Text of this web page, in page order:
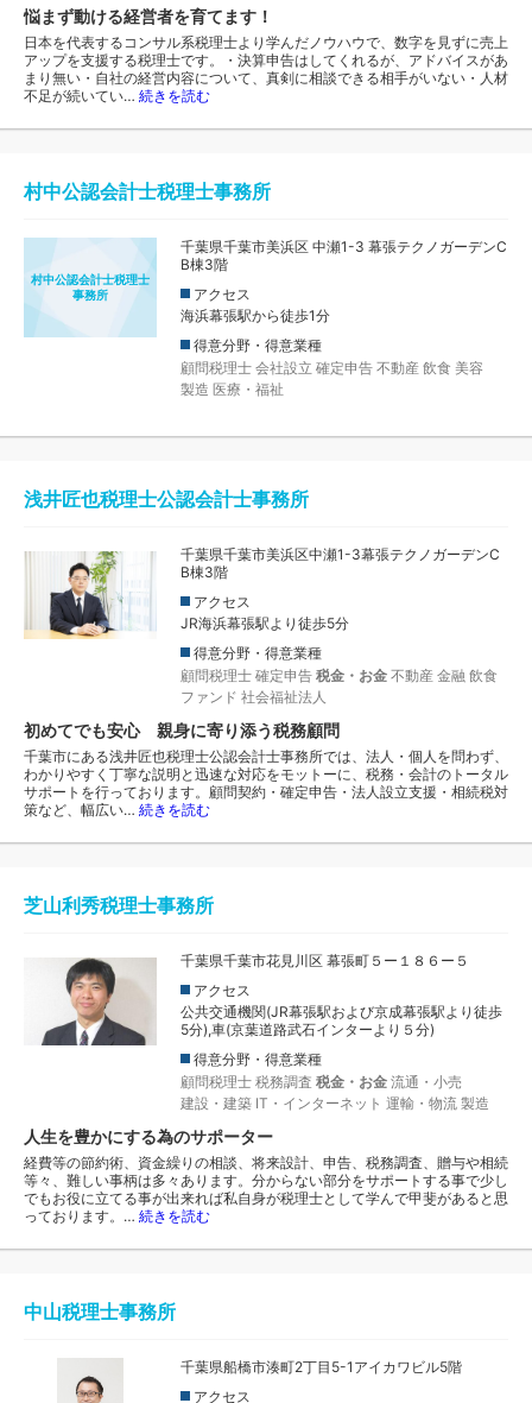
悩まず動ける経営者を育てます！
日本を代表するコンサル系税理士より学んだノウハウで、数字を見ずに売上
アップを支援する税理士です。・決算申告はしてくれるが、アドバイスがあ
まり無い・自社の経営内容について、真剣に相談できる相手がいない・人材
不足が続いてい… 続きを読む
村中公認会計士税理士事務所
村中公認会計士税理士
事務所
千葉県千葉市美浜区 中瀬1-3 幕張テクノガーデンC
B棟3階
アクセス
海浜幕張駅から徒歩1分
得意分野・得意業種
顧問税理士 会社設立 確定申告 不動産 飲食 美容
製造 医療・福祉
浅井匠也税理士公認会計士事務所
千葉県千葉市美浜区中瀬1-3幕張テクノガーデンC
B棟3階
アクセス
JR海浜幕張駅より徒歩5分
得意分野・得意業種
顧問税理士 確定申告 税金・お金 不動産 金融 飲食
ファンド 社会福祉法人
初めてでも安心 親身に寄り添う税務顧問
千葉市にある浅井匠也税理士公認会計士事務所では、法人・個人を問わず、
わかりやすく丁寧な説明と迅速な対応をモットーに、税務・会計のトータル
サポートを行っております。顧問契約・確定申告・法人設立支援・相続税対
策など、幅広い… 続きを読む
芝山利秀税理士事務所
千葉県千葉市花見川区 幕張町５ー１８６ー５
アクセス
公共交通機関(JR幕張駅および京成幕張駅より徒歩
5分),車(京葉道路武石インターより５分)
得意分野・得意業種
顧問税理士 税務調査 税金・お金 流通・小売
建設・建築 IT・インターネット 運輸・物流 製造
人生を豊かにする為のサポーター
経費等の節約術、資金繰りの相談、将来設計、申告、税務調査、贈与や相続
等々、難しい事柄は多々あります。分からない部分をサポートする事で少し
でもお役に立てる事が出来れば私自身が税理士として学んで甲斐があると思
っております。… 続きを読む
中山税理士事務所
千葉県船橋市湊町​2丁目5-1​アイカワビル​5階
アクセス